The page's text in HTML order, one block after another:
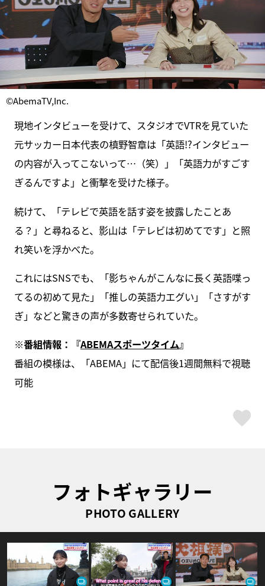
©AbemaTV,Inc.
現地インタビューを受けて、スタジオでVTRを見ていた
元サッカー日本代表の槙野智章は「英語!?インタビュー
の内容が入ってこないって…（笑）」「英語力がすごす
ぎるんですよ」と衝撃を受けた様子。
続けて、「テレビで英語を話す姿を披露したことあ
る？」と尋ねると、影山は「テレビは初めてです」と照
れ笑いを浮かべた。
これにはSNSでも、「影ちゃんがこんなに長く英語喋っ
てるの初めて見た」「推しの英語力エグい」「さすがす
ぎ」などと驚きの声が多数寄せられていた。
※番組情報：『ABEMAスポーツタイム』
番組の模様は、「ABEMA」にて配信後1週間無料で視聴
可能
フォトギャラリー
PHOTO GALLERY